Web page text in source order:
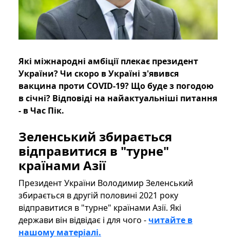
Які міжнародні амбіції плекає президент
України? Чи скоро в Україні з'явився
вакцина проти COVID-19? Що буде з погодою
в січні? Відповіді на найактуальніші питання
- в Час Пік.
Зеленський збирається
відправитися в "турне"
країнами Азії
Президент України Володимир Зеленський
збирається в другій половині 2021 року
відправитися в "турне" країнами Азії. Які
держави він відвідає і для чого - читайте в
нашому матеріалі.